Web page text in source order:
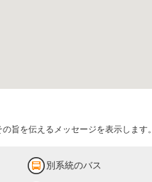
旨を伝えるメッセージを表示します。
別系統のバス